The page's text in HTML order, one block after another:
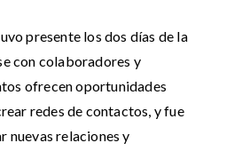
presente los dos días de la
con colaboradores y
ofrecen oportunidades
redes de contactos, y fue
nuevas relaciones y